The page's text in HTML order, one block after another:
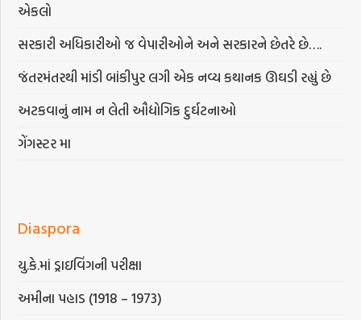
એકલો
સરકારી અધિકારીઓ જ વેપારીઓને અને સરકારને છેતરે છે….
જંતરમંતરથી માંડી બાંકીપુર લગી એક નવ્ય કથાનક ઊઘડી રહ્યું છે
અટકવાનું નામ ન લેતી ઔદ્યોગિક દુર્ઘટનાઓ
ગેંગસ્ટર મા
Diaspora
યુ.કે.માં ડ્રાઇવિંગની પરીક્ષા
અમીના પહાડ (1918 – 1973)